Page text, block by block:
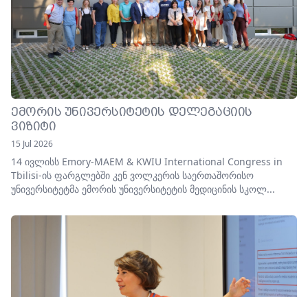
ᲔᲛᲝᲠᲘᲡ ᲣᲜᲘᲕᲔᲠᲡᲘᲢᲔᲢᲘᲡ ᲓᲔᲚᲔᲒᲐᲪᲘᲘᲡ
ᲕᲘᲖᲘᲢᲘ
15 Jul 2026
14 ივლისს Emory-MAEM & KWIU International Congress in
Tbilisi-ის ფარგლებში კენ ვოლკერის საერთაშორისო
უნივერსიტეტმა ემორის უნივერსიტეტის მედიცინის სკოლ...